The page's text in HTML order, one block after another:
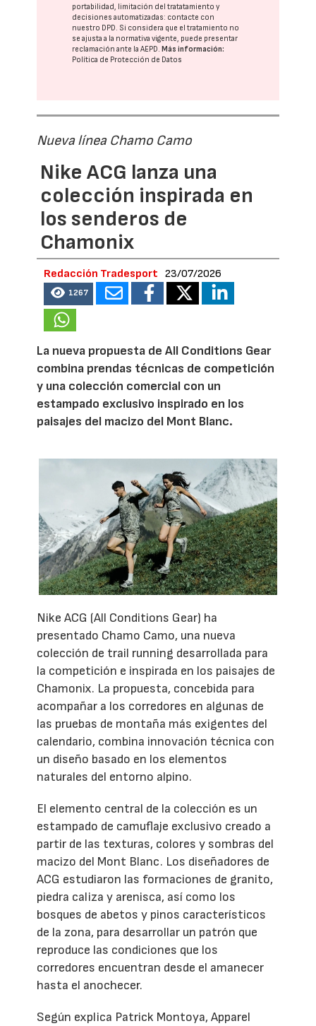
portabilidad, limitación del tratatamiento y
decisiones automatizadas: contacte con
nuestro DPD. Si considera que el tratamiento no
se ajusta a la normativa vigente, puede presentar
reclamación ante laAEPD.Más información:
Política de Protección de Datos
Nueva línea Chamo Camo
Nike ACG lanza una
colección inspirada en
los senderos de
Chamonix
Redacción Tradesport 23/07/2026
1267
La nueva propuesta de All Conditions Gear
combina prendas técnicas de competición
y una colección comercial con un
estampado exclusivo inspirado en los
paisajes del macizo del Mont Blanc.
Nike ACG (All Conditions Gear) ha
presentado Chamo Camo, una nueva
colección de trail running desarrollada para
la competición e inspirada en los paisajes de
Chamonix. La propuesta, concebida para
acompañar a los corredores en algunas de
las pruebas de montaña más exigentes del
calendario, combina innovación técnica con
un diseño basado en los elementos
naturales del entorno alpino.
El elemento central de la colección es un
estampado de camuflaje exclusivo creado a
partir de las texturas, colores y sombras del
macizo del Mont Blanc. Los diseñadores de
ACG estudiaron las formaciones de granito,
piedra caliza y arenisca, así como los
bosques de abetos y pinos característicos
de la zona, para desarrollar un patrón que
reproduce las condiciones que los
corredores encuentran desde el amanecer
hasta el anochecer.
Según explica Patrick Montoya, Apparel